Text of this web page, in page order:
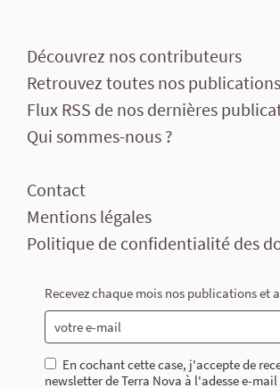
Découvrez nos contributeurs
Retrouvez toutes nos publications
Flux RSS de nos dernières
Qui sommes-nous ?
Contact
Mentions légales
Politique de confidentialité des
Recevez chaque mois nos publications et
En cochant cette case, j'accepte de
newsletter de Terra Nova à l'adesse e-